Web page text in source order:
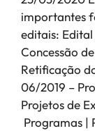
importantes
editais:
Concessão
Retificação
06/2019 –
Projetos de
Programas |